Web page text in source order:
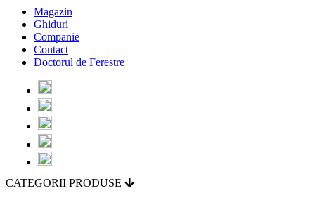
Magazin
Ghiduri
Companie
Contact
Doctorul de Ferestre
CATEGORII PRODUSE